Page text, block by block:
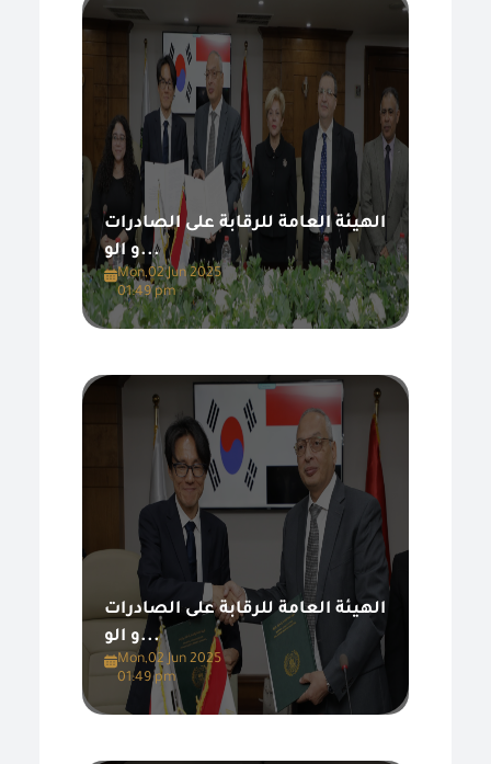
الهيئة العامة للرقابة على الصادرات
و الو...
Mon,02 Jun 2025
01:49 pm
الهيئة العامة للرقابة على الصادرات
و الو...
Mon,02 Jun 2025
01:49 pm